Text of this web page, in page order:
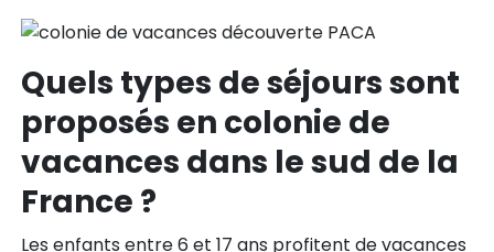
Quels types de séjours sont
proposés en colonie de
vacances dans le sud de la
France ?
Les enfants entre 6 et 17 ans profitent de vacances